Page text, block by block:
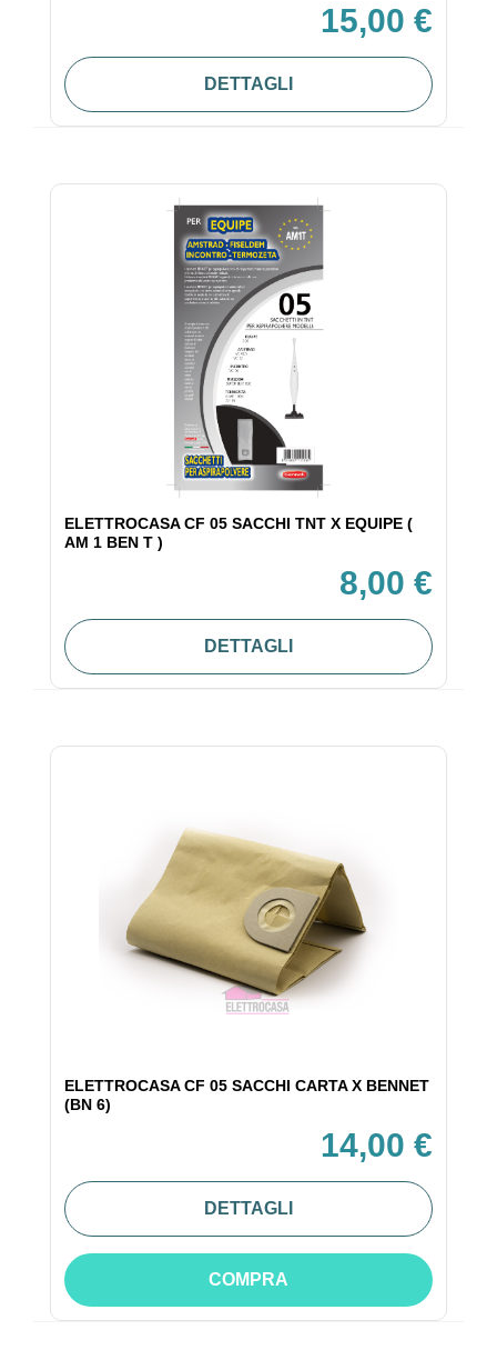
15,00 €
DETTAGLI
ELETTROCASA CF 05 SACCHI TNT X EQUIPE (
AM 1 BEN T )
8,00 €
DETTAGLI
ELETTROCASA CF 05 SACCHI CARTA X BENNET
(BN 6)
14,00 €
DETTAGLI
COMPRA